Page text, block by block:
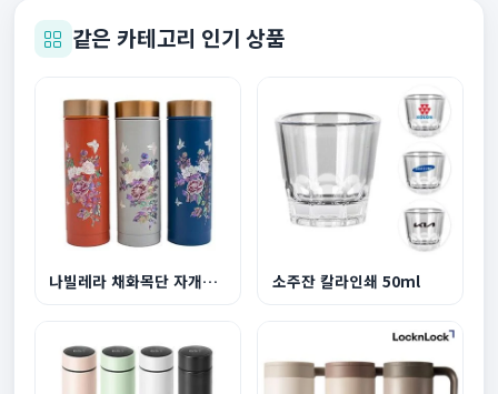
같은 카테고리 인기 상품
나빌레라 채화목단 자개텀블러 300ml 소주잔 칼라인쇄 50ml